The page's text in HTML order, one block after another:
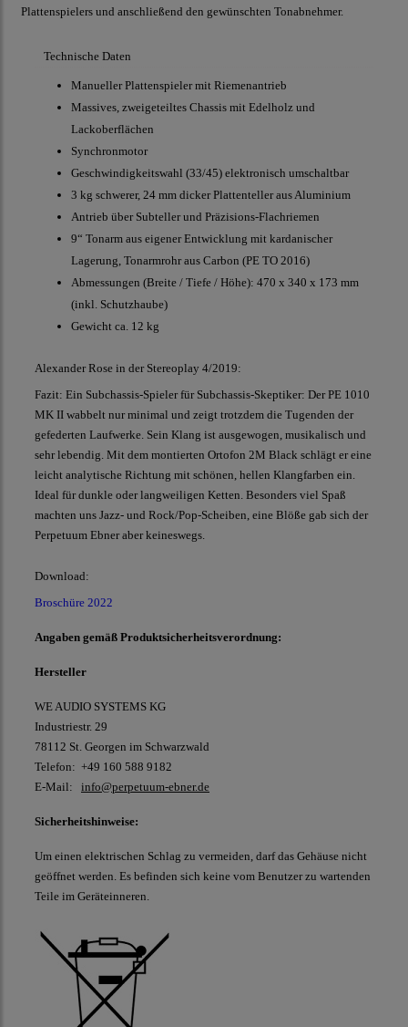
Plattenspielers und anschließend den gewünschten Tonabnehmer.
Technische Daten
Manueller Plattenspieler mit Riemenantrieb
Massives, zweigeteiltes Chassis mit Edelholz und
Lackoberflächen
Synchronmotor
Geschwindigkeitswahl (33/45) elektronisch umschaltbar
3 kg schwerer, 24 mm dicker Plattenteller aus Aluminium
Antrieb über Subteller und Präzisions-Flachriemen
9“ Tonarm aus eigener Entwicklung mit kardanischer
Lagerung, Tonarmrohr aus Carbon (PE TO 2016)
Abmessungen (Breite / Tiefe / Höhe): 470 x 340 x 173 mm
(inkl. Schutzhaube)
Gewicht ca. 12 kg
Alexander Rose in der Stereoplay 4/2019:
Fazit: Ein Subchassis-Spieler für Subchassis-Skeptiker: Der PE 1010
MK II wabbelt nur minimal und zeigt trotzdem die Tugenden der
gefederten Laufwerke. Sein Klang ist ausgewogen, musikalisch und
sehr lebendig. Mit dem montierten Ortofon 2M Black schlägt er eine
leicht analytische Richtung mit schönen, hellen Klangfarben ein.
Ideal für dunkle oder langweiligen Ketten. Besonders viel Spaß
machten uns Jazz- und Rock/Pop-Scheiben, eine Blöße gab sich der
Perpetuum Ebner aber keineswegs.
Download:
Broschüre 2022
Angaben gemäß Produktsicherheitsverordnung:
Hersteller
WE AUDIO SYSTEMS KG
Industriestr. 29
78112 St. Georgen im Schwarzwald
Telefon: +49 160 588 9182
E-Mail: info@perpetuum-ebner.de
Sicherheitshinweise:
Um einen elektrischen Schlag zu vermeiden, darf das Gehäuse nicht
geöffnet werden. Es befinden sich keine vom Benutzer zu wartenden
Teile im Geräteinneren.